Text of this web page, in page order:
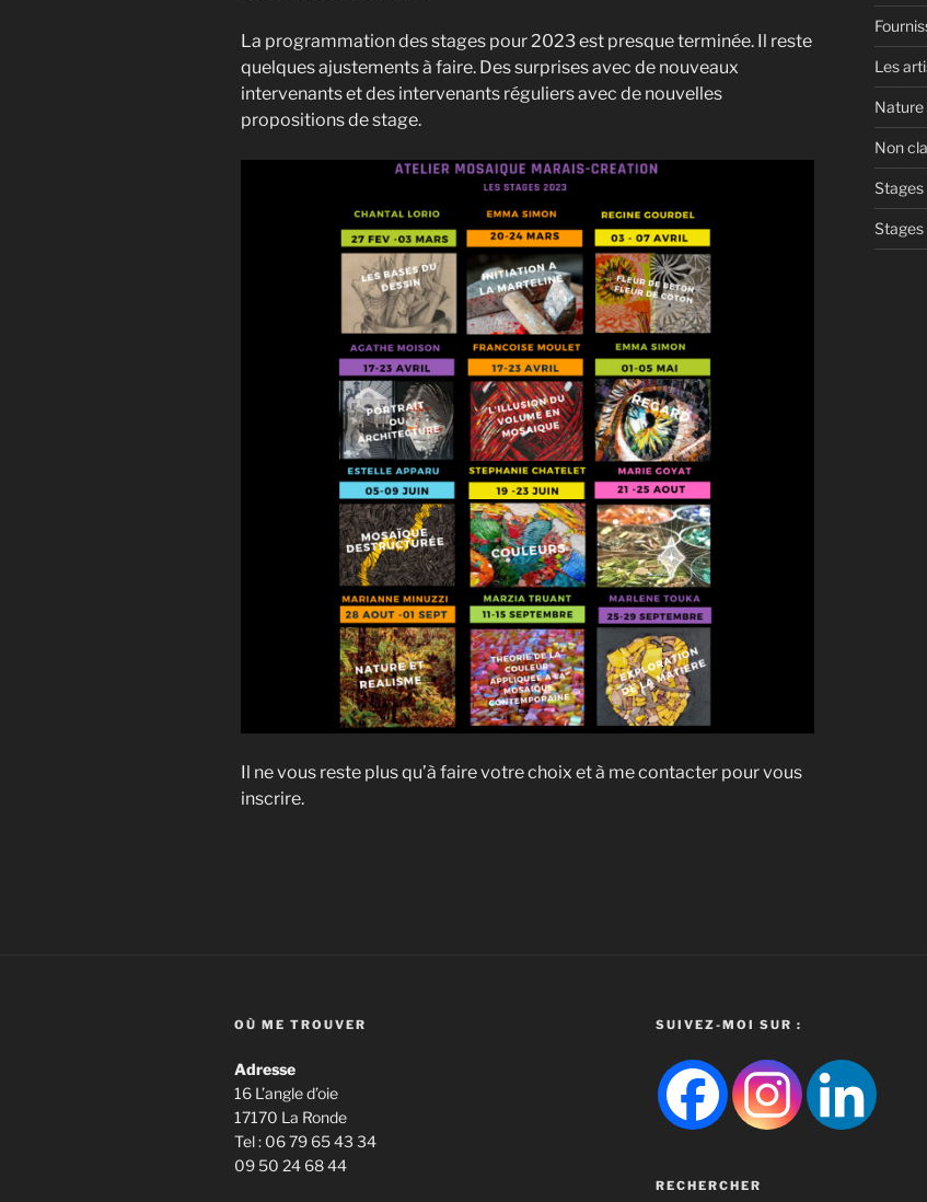
La programmation des stages pour 2023 est presque terminée. Il reste
quelques ajustements à faire. Des surprises avec de nouveaux
intervenants et des intervenants réguliers avec de nouvelles
propositions de stage.
Il ne vous reste plus qu’à faire votre choix et à me contacter pour vous
inscrire.
Les
Nature
Non
Stages
OÙ ME TROUVER
Adresse
16 L’angle d’oie
17170 La Ronde
Tel : 06 79 65 43 34
09 50 24 68 44
SUIVEZ-MOI SUR :
RECHERCHER